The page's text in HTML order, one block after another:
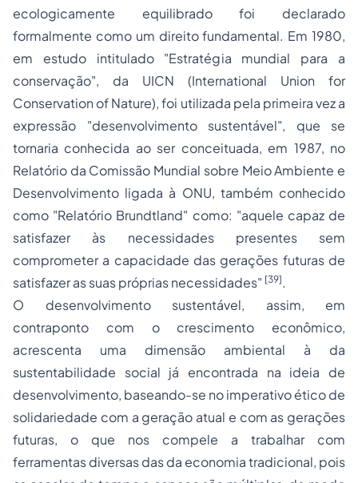
ecologicamente equilibrado foi declarado
formalmente como um direito fundamental. Em 1980,
em estudo intitulado "Estratégia mundial para a
conservação", da UICN (International Union for
Conservation of Nature), foi utilizada pela primeira vez a
expressão "desenvolvimento sustentável", que se
tornaria conhecida ao ser conceituada, em 1987, no
Relatório da Comissão Mundial sobre Meio Ambiente e
Desenvolvimento ligada à ONU, também conhecido
como "Relatório Brundtland" como: "aquele capaz de
satisfazer às necessidades presentes sem
comprometer a capacidade das gerações futuras de
satisfazer as suas próprias necessidades" [39].
O desenvolvimento sustentável, assim, em
contraponto com o crescimento econômico,
acrescenta uma dimensão ambiental à da
sustentabilidade social já encontrada na ideia de
desenvolvimento, baseando-se no imperativo ético de
solidariedade com a geração atual e com as gerações
futuras, o que nos compele a trabalhar com
ferramentas diversas das da economia tradicional, pois